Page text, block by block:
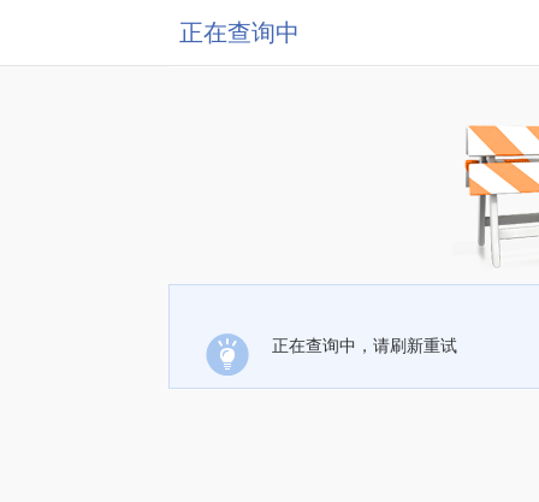
正在查询中
正在查询中，请刷新重试